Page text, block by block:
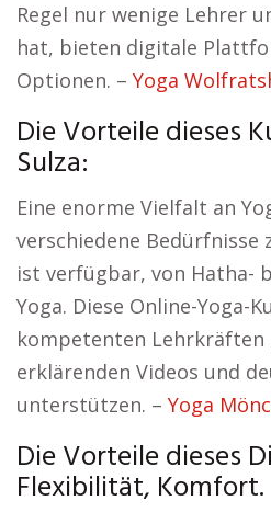
Regel nur wenige Lehrer
hat, bieten digitale
Optionen. – Yoga
Die Vorteile dieses
Sulza:
Eine enorme Vielfalt an
verschiedene Bedürfnisse
ist verfügbar, von Hatha-
Yoga. Diese Online-Yoga-
kompetenten
erklärenden Videos und
unterstützen. – Yoga
Die Vorteile dieses
Flexibilität, Komfort.